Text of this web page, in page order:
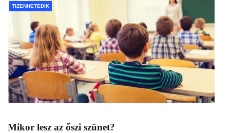
TIZENHETEDIK
Mikor lesz az őszi szünet?